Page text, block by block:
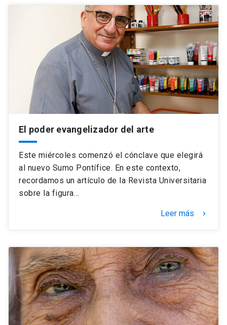
El poder evangelizador del arte
Este miércoles comenzó el cónclave que elegirá
al nuevo Sumo Pontífice. En este contexto,
recordamos un artículo de la Revista Universitaria
sobre la figura…
Leer más keyboard_arrow_right